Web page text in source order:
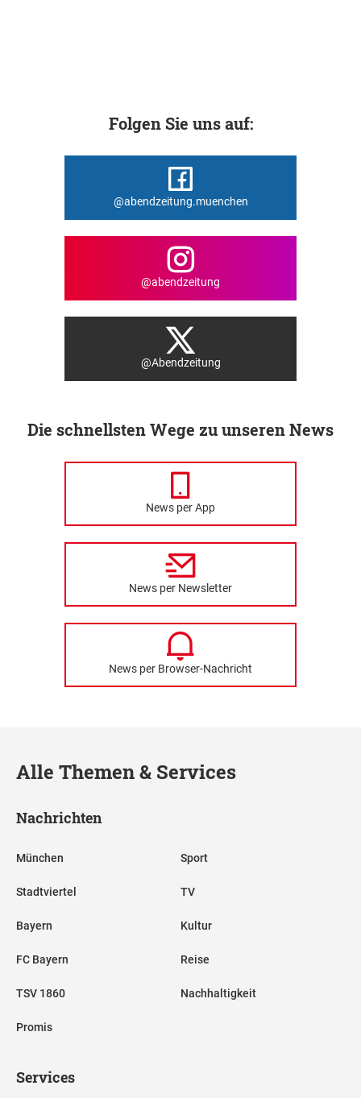
Folgen Sie uns auf:
@abendzeitung.muenchen
@abendzeitung
@Abendzeitung
Die schnellsten Wege zu unseren News
News per App
News per Newsletter
News per Browser-Nachricht
Alle Themen & Services
Nachrichten
München
Stadtviertel
Bayern
FC Bayern
TSV 1860
Promis
Sport
TV
Kultur
Reise
Nachhaltigkeit
Services